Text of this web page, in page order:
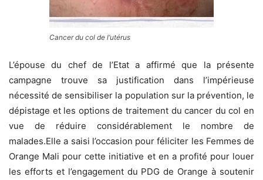
Cancer du col de l’utérus
L’épouse du chef de l’Etat a affirmé que la présente
campagne trouve sa justification dans l’impérieuse
nécessité de sensibiliser la population sur la prévention, le
dépistage et les options de traitement du cancer du col en
vue de réduire considérablement le nombre de
malades.Elle a saisi l’occasion pour féliciter les Femmes de
Orange Mali pour cette initiative et en a profité pour louer
les efforts et l’engagement du PDG de Orange à soutenir